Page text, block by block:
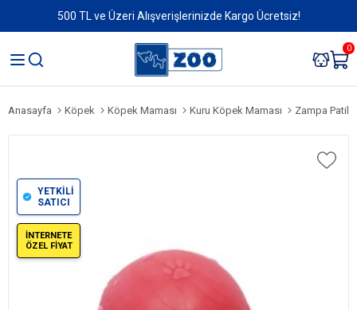
500 TL ve Üzeri Alışverişlerinizde Kargo Ücretsiz!
0
Anasayfa Köpek Köpek Maması Kuru Köpek Maması Zampa Patili
YETKİLİ
SATICI
İNTERNETE
ÖZEL FİYAT